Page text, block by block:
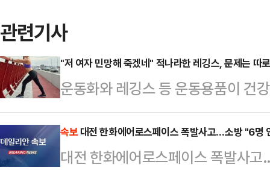
관련기사
"저 여자 민망해 죽겠네" 적나라한 레깅스, 문제는 따
운동화와 레깅스 등 운동용품이 건
다.16일 관련업계에 따르면 영국
전문가인 니콜 딘은 최근 데일리메
만 운동할 때 착용하는 옷과 신발이
속보대전 한화에어로스페이스 폭발사고…소방 "6명
대전 한화에어로스페이스 폭발사